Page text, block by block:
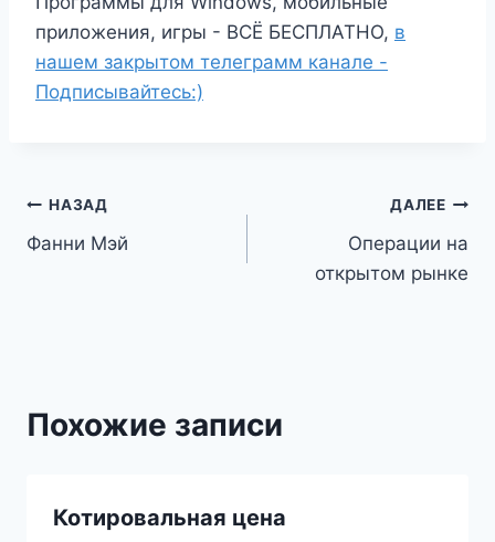
приложения, игры - ВСЁ БЕСПЛАТНО, в
нашем закрытом телеграмм канале -
Подписывайтесь:)
Навигация
по
НАЗАД
Фанни Мэй
ДАЛЕЕ
Операции на
открытом рынке
Похожие записи
Котировальная цена